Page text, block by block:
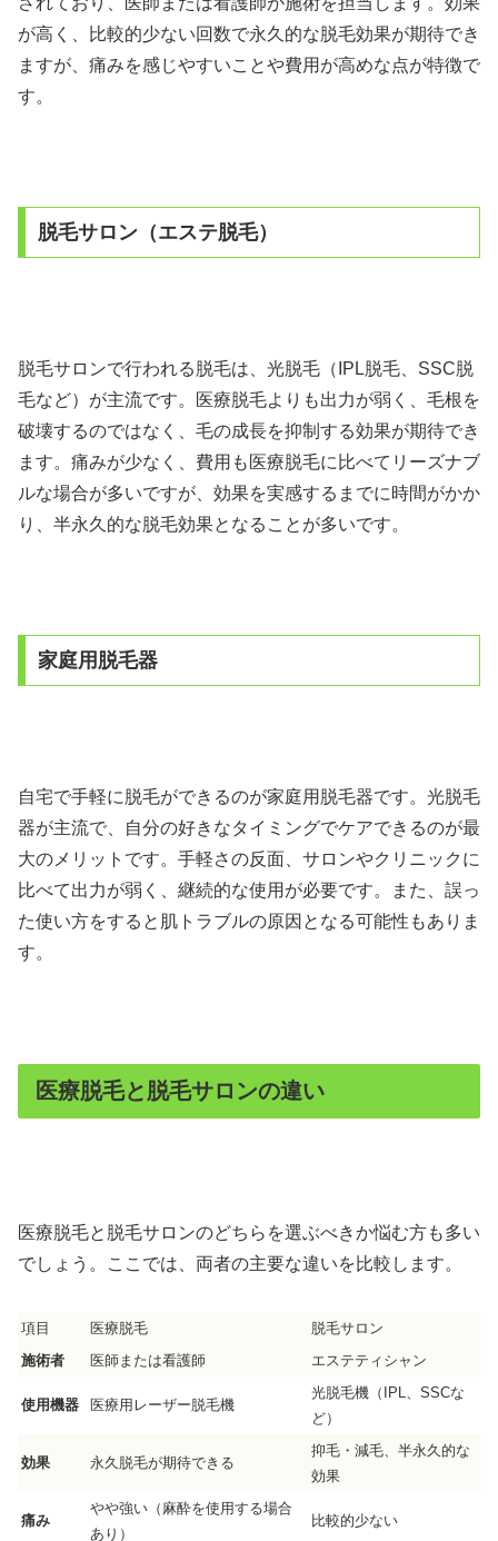
が高く、比較的少ない回数で永久的な脱毛効果が期待でき
ますが、痛みを感じやすいことや費用が高めな点が特徴で
す。
脱毛サロン（エステ脱毛）
脱毛サロンで行われる脱毛は、光脱毛（IPL脱毛、SSC脱
毛など）が主流です。医療脱毛よりも出力が弱く、毛根を
破壊するのではなく、毛の成長を抑制する効果が期待でき
ます。痛みが少なく、費用も医療脱毛に比べてリーズナブ
ルな場合が多いですが、効果を実感するまでに時間がかか
り、半永久的な脱毛効果となることが多いです。
家庭用脱毛器
自宅で手軽に脱毛ができるのが家庭用脱毛器です。光脱毛
器が主流で、自分の好きなタイミングでケアできるのが最
大のメリットです。手軽さの反面、サロンやクリニックに
比べて出力が弱く、継続的な使用が必要です。また、誤っ
た使い方をすると肌トラブルの原因となる可能性もありま
す。
医療脱毛と脱毛サロンの違い
医療脱毛と脱毛サロンのどちらを選ぶべきか悩む方も多い
でしょう。ここでは、両者の主要な違いを比較します。
項目 医療脱毛
脱毛サロン
施術者
医師または看護師 エステティシャン
使用機器 医療用レーザー脱毛機
光脱毛機（IPL、SSCな
ど）
効果 永久脱毛が期待できる
抑毛・減毛、半永久的な
効果
痛み
やや強い（麻酔を使用する場合
あり）
比較的少ない